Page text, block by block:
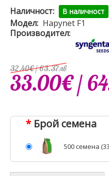
Наличност: В наличност
Модел: Hapynet F1
Производител:
32.40€/ 63.37лв
33.00€/ 64
Брой семена
500 семена (